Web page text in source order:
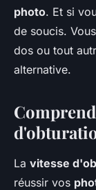
photo. Et si
de soucis.
dos ou tout
alternative.
La vitesse
réussir vos